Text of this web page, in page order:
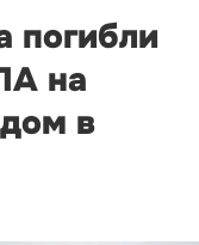
погибли
на
в